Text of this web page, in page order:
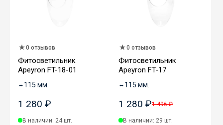
0 отзывов
Фитосветильник
Apeyron FT-18-01
↔ 115 мм.
1 280 ₽
В наличии: 24 шт.
0 отзывов
Фитосветильник
Apeyron FT-17
↔ 115 мм.
1 280 ₽1 496 ₽
В наличии: 29 шт.